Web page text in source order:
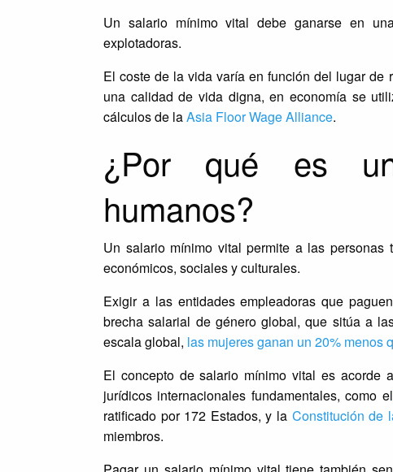
Un salario mínimo vital debe ganarse en
explotadoras.
El coste de la vida varía en función del lugar de
una calidad de vida digna, en economía se
cálculos de laAsia Floor Wage Alliance.
¿Por qué es
humanos?
Un salario mínimo vital permite a las
económicos, sociales y culturales.
Exigir a las entidades empleadoras que
brecha salarial de género global, que sitúa a
escala global, las mujeres ganan un 20% menos
El concepto de salario mínimo vital es acorde
jurídicos internacionales fundamentales, como el
ratificado por 172 Estados, y la Constitución de
miembros.